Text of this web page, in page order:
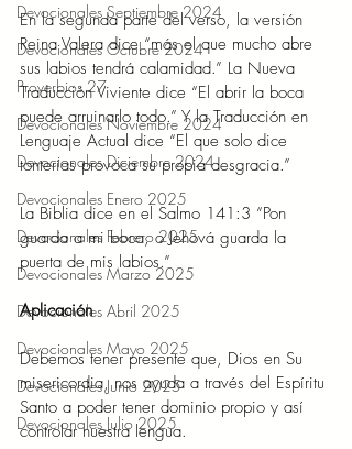
Devocionales Septiembre 2024
Devocionales Octubre 2024
Proverbios 27
Devocionales Noviembre 2024
Devocionales Diciembre 2024
Devocionales Enero 2025
Devocionales Febrero 2025
Devocionales Marzo 2025
Devocionales Abril 2025
Devocionales Mayo 2025
Devocionales Junio 2025
Devocionales Julio 2025
En la segunda parte del verso, la versión
Reina Valera dice “más el que mucho abre
sus labios tendrá calamidad.” La Nueva
Traducción Viviente dice “El abrir la boca
puede arruinarlo todo.” Y la Traducción en
Lenguaje Actual dice “El que solo dice
tonterías provoca su propia desgracia.”
La Biblia dice en el Salmo 141:3 “Pon
guarda a mi boca, o Jehová guarda la
puerta de mis labios.”
Aplicación
Debemos tener presente que, Dios en Su
misericordia, nos ayuda a través del Espíritu
Santo a poder tener dominio propio y así
controlar nuestra lengua.